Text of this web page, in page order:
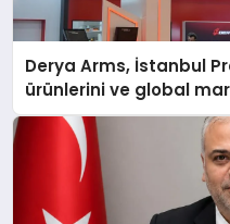
Derya Arms, İstanbul
ürünlerini ve global